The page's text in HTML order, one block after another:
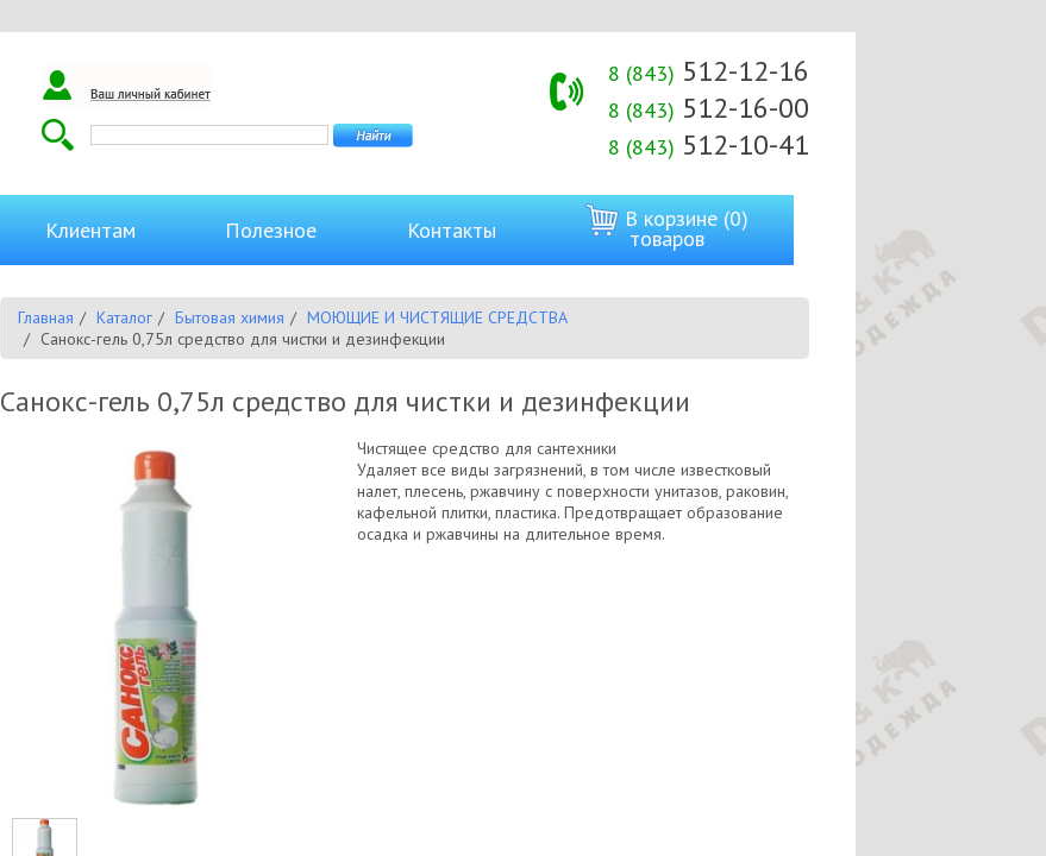
8 (843) 512-12-16
8 (843) 512-16-00
8 (843) 512-10-41
Клиентам Полезное Контакты В корзине (0)
товаров
Главная Каталог Бытовая химия
МОЮЩИЕ И ЧИСТЯЩИЕ СРЕДСТВА
Санокс-гель 0,75л средство для чистки и дезинфекции
Санокс-гель 0,75л средство для чистки и дезинфекции
Чистящее средство для сантехники
Удаляет все виды загрязнений, в том числе известковый
налет, плесень, ржавчину с поверхности унитазов, раковин,
кафельной плитки, пластика. Предотвращает образование
осадка и ржавчины на длительное время.